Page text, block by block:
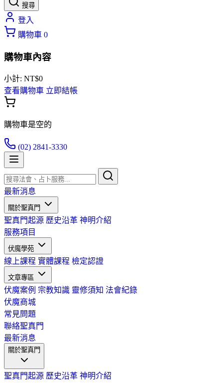
搜尋
登入
購物車 0
購物車內容
小計: NT$0
查看購物車 立即結帳
購物車是空的
(02) 2841-3330
最新消息
關於聖真門
聖真門起源 歷史沿革 神明介紹
服務項目
伏魔學苑
線上課程 實體課程 檢定認證
文章專區
伏魔案例 宗教知識 靈修須知 法會紀錄
伏魔商城
常見問題
聯絡聖真門
最新消息
關於聖真門
聖真門起源 歷史沿革 神明介紹